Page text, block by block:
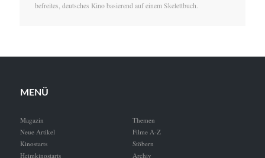
befreites, deutsches Kino basierend auf einem Skelettbuch.
MENÜ
Magazin
Neue Artikel
Kinostarts
Heimkinostarts
Themen
Filme A-Z
Stöbern
Archiv